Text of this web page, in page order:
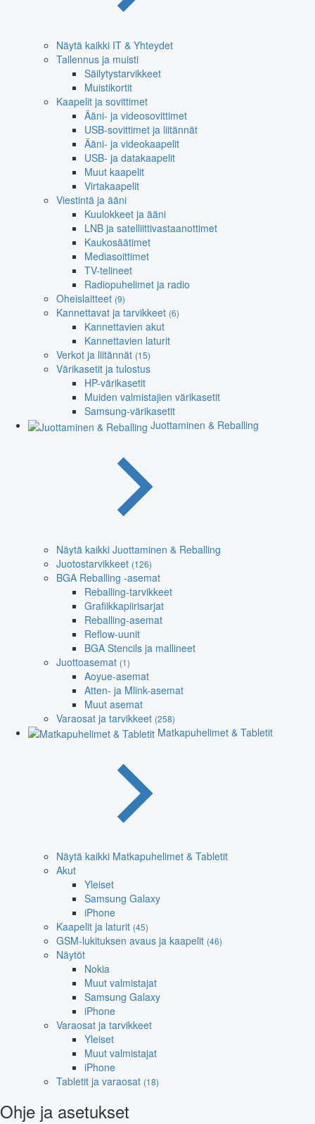
Näytä kaikki IT & Yhteydet
Tallennus ja muisti
Säilytystarvikkeet
Muistikortit
Kaapelit ja sovittimet
Ääni- ja videosovittimet
USB-sovittimet ja liitännät
Ääni- ja videokaapelit
USB- ja datakaapelit
Muut kaapelit
Virtakaapelit
Viestintä ja ääni
Kuulokkeet ja ääni
LNB ja satelliittivastaanottimet
Kaukosäätimet
Mediasoittimet
TV-telineet
Radiopuhelimet ja radio
Oheislaitteet (9)
Kannettavat ja tarvikkeet (6)
Kannettavien akut
Kannettavien laturit
Verkot ja liitännät (15)
Värikasetit ja tulostus
HP-värikasetit
Muiden valmistajien värikasetit
Samsung-värikasetit
Juottaminen & Reballing
Näytä kaikki Juottaminen & Reballing
Juotostarvikkeet (126)
BGA Reballing -asemat
Reballing-tarvikkeet
Grafiikkapiirisarjat
Reballing-asemat
Reflow-uunit
BGA Stencils ja mallineet
Juottoasemat (1)
Aoyue-asemat
Atten- ja Mlink-asemat
Muut asemat
Varaosat ja tarvikkeet (258)
Matkapuhelimet & Tabletit
Näytä kaikki Matkapuhelimet & Tabletit
Akut
Yleiset
Samsung Galaxy
iPhone
Kaapelit ja laturit (45)
GSM-lukituksen avaus ja kaapelit (46)
Näytöt
Nokia
Muut valmistajat
Samsung Galaxy
iPhone
Varaosat ja tarvikkeet
Yleiset
Muut valmistajat
iPhone
Tabletit ja varaosat (18)
Ohje ja asetukset